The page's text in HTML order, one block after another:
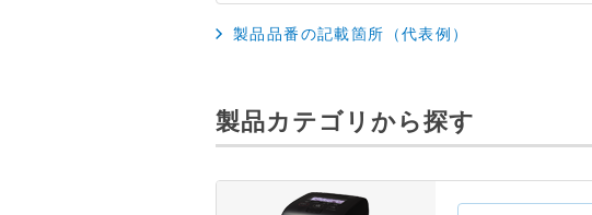
製品品番の記載箇所（代表例）
製品カテゴリから探す